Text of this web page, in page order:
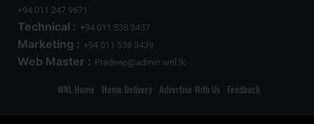
+94 011 247 9671
Technical : +94 011 538 3437
Marketing : +94 011 538 3439
Web Master : Pradeep@admin.wnl.lk
WNL Home Home Delivery Advertise With Us Feedback